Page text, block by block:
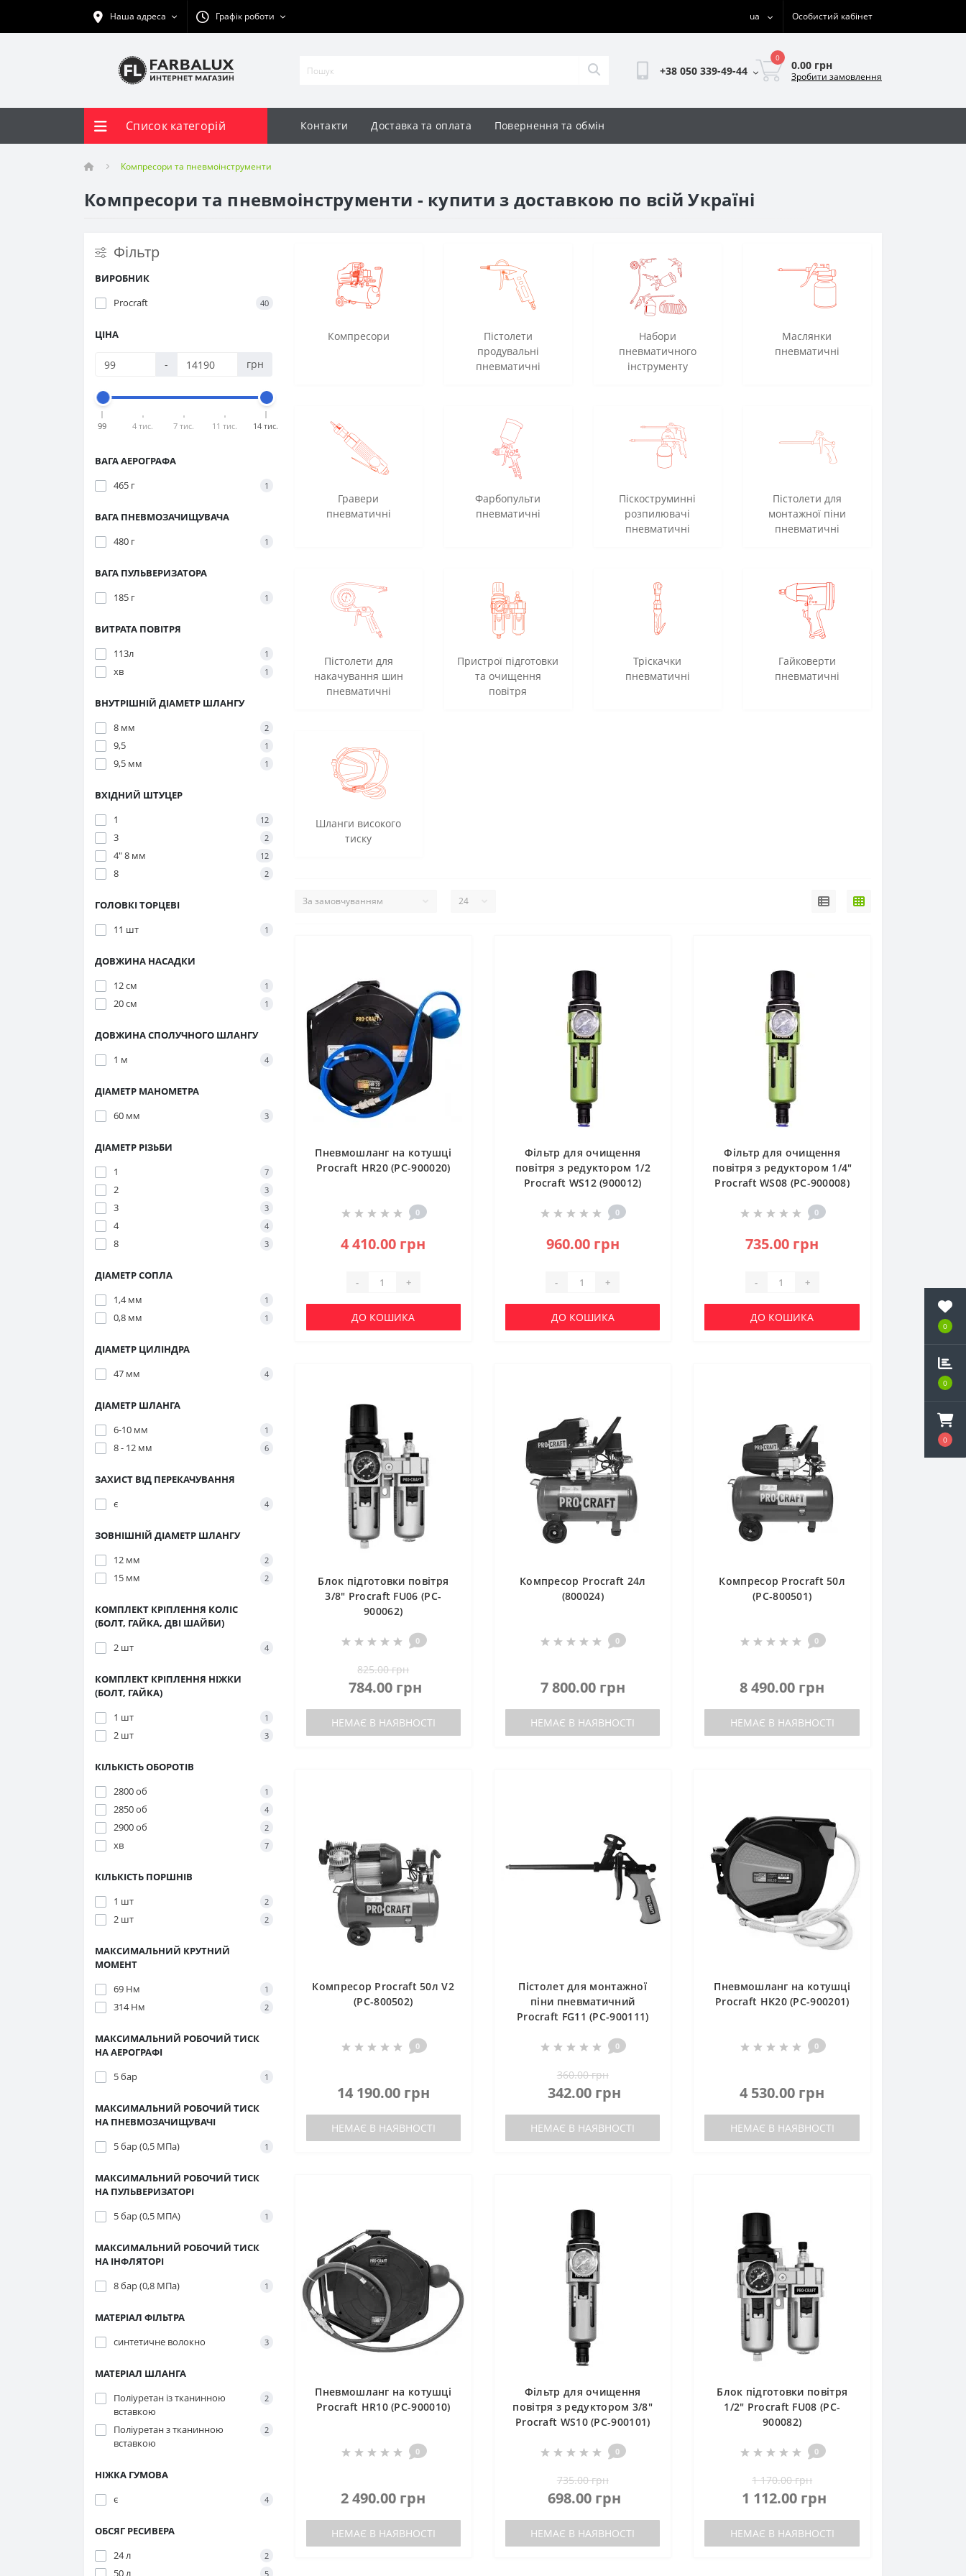
0
0
0
Наша адреса Графік роботи ua Особистий кабінет
+38 050 339-49-44
0
0.00 грн
Зробити замовлення
Список категорій Контакти Доставка та оплата Повернення та обмін
Компресори та пневмоінструменти
Компресори та пневмоінструменти - купити з доставкою по всій Україні
Фільтр
ВИРОБНИК
Procraft
40
ЦІНА
- грн
99 4 тис. 7 тис. 11 тис. 14 тис.
ВАГА АЕРОГРАФА
465 г
1
ВАГА ПНЕВМОЗАЧИЩУВАЧА
480 г
1
ВАГА ПУЛЬВЕРИЗАТОРА
185 г
1
ВИТРАТА ПОВІТРЯ
113л
1
хв 1
ВНУТРІШНІЙ ДІАМЕТР ШЛАНГУ
8 мм
2
9,5 1
9,5 мм 1
ВХІДНИЙ ШТУЦЕР
1
12
3 2
4" 8 мм 12
8 2
ГОЛОВКІ ТОРЦЕВІ
11 шт
1
ДОВЖИНА НАСАДКИ
12 см
1
20 см 1
ДОВЖИНА СПОЛУЧНОГО ШЛАНГУ
1 м
4
ДІАМЕТР МАНОМЕТРА
60 мм
3
ДІАМЕТР РІЗЬБИ
1
7
2 3
3 3
4 4
8 3
ДІАМЕТР СОПЛА
1,4 мм
1
0,8 мм 1
ДІАМЕТР ЦИЛІНДРА
47 мм
4
ДІАМЕТР ШЛАНГА
6-10 мм
1
8 - 12 мм 6
ЗАХИСТ ВІД ПЕРЕКАЧУВАННЯ
є
4
ЗОВНІШНІЙ ДІАМЕТР ШЛАНГУ
12 мм
2
15 мм 2
КОМПЛЕКТ КРІПЛЕННЯ КОЛІС
(БОЛТ, ГАЙКА, ДВІ ШАЙБИ)
2 шт
4
КОМПЛЕКТ КРІПЛЕННЯ НІЖКИ
(БОЛТ, ГАЙКА)
1 шт
1
2 шт 3
КІЛЬКІСТЬ ОБОРОТІВ
2800 об
1
2850 об 4
2900 об 2
хв 7
КІЛЬКІСТЬ ПОРШНІВ
1 шт
2
2 шт 2
МАКСИМАЛЬНИЙ КРУТНИЙ
МОМЕНТ
69 Нм
1
314 Нм 2
МАКСИМАЛЬНИЙ РОБОЧИЙ ТИСК
НА АЕРОГРАФІ
5 бар
1
МАКСИМАЛЬНИЙ РОБОЧИЙ ТИСК
НА ПНЕВМОЗАЧИЩУВАЧІ
5 бар (0,5 МПа)
1
МАКСИМАЛЬНИЙ РОБОЧИЙ ТИСК
НА ПУЛЬВЕРИЗАТОРІ
5 бар (0,5 МПА)
1
МАКСИМАЛЬНИЙ РОБОЧИЙ ТИСК
НА ІНФЛЯТОРІ
8 бар (0,8 МПа)
1
МАТЕРІАЛ ФІЛЬТРА
синтетичне волокно
3
МАТЕРІАЛ ШЛАНГА
Поліуретан із тканинною
вставкою
2
Поліуретан з тканинною
вставкою
2
НІЖКА ГУМОВА
є
4
ОБСЯГ РЕСИВЕРА
24 л
2
50 л 5
Компресори
Пістолети
продувальні
пневматичні
Набори
пневматичного
інструменту
Маслянки
пневматичні
Гравери
пневматичні
Фарбопульти
пневматичні
Піскоструминні
розпилювачі
пневматичні
Пістолети для
монтажної піни
пневматичні
Пістолети для
накачування шин
пневматичні
Пристрої підготовки
та очищення
повітря
Тріскачки
пневматичні
Гайковерти
пневматичні
Шланги високого
тиску
Пневмошланг на котушці
Procraft HR20 (PC-900020)
0
4 410.00 грн
- +
ДО КОШИКА
Фільтр для очищення
повітря з редуктором 1/2
Procraft WS12 (900012)
0
960.00 грн
- +
ДО КОШИКА
Фільтр для очищення
повітря з редуктором 1/4"
Procraft WS08 (PC-900008)
0
735.00 грн
- +
ДО КОШИКА
Блок підготовки повітря
3/8" Procraft FU06 (PC-
900062)
0
825.00 грн
784.00 грн
НЕМАЄ В НАЯВНОСТІ
Компресор Procraft 24л
(800024)
0
7 800.00 грн
НЕМАЄ В НАЯВНОСТІ
Компресор Procraft 50л
(PC-800501)
0
8 490.00 грн
НЕМАЄ В НАЯВНОСТІ
Компресор Procraft 50л V2
(PC-800502)
0
14 190.00 грн
НЕМАЄ В НАЯВНОСТІ
Пістолет для монтажної
піни пневматичний
Procraft FG11 (PC-900111)
0
360.00 грн
342.00 грн
НЕМАЄ В НАЯВНОСТІ
Пневмошланг на котушці
Procraft HK20 (PC-900201)
0
4 530.00 грн
НЕМАЄ В НАЯВНОСТІ
Пневмошланг на котушці
Procraft HR10 (PC-900010)
0
2 490.00 грн
НЕМАЄ В НАЯВНОСТІ
Фільтр для очищення
повітря з редуктором 3/8"
Procraft WS10 (PC-900101)
0
735.00 грн
698.00 грн
НЕМАЄ В НАЯВНОСТІ
Блок підготовки повітря
1/2" Procraft FU08 (PC-
900082)
0
1 170.00 грн
1 112.00 грн
НЕМАЄ В НАЯВНОСТІ